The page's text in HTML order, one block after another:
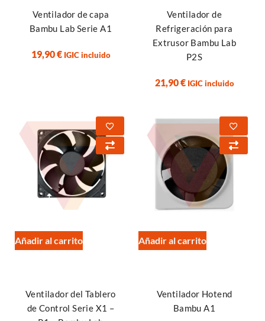
Ventilador de capa
Bambu Lab Serie A1
19,90€ IGIC incluido
Ventilador de
Refrigeración para
Extrusor Bambu Lab
P2S
21,90€ IGIC incluido
Añadir al carrito
Ventilador del Tablero
de Control Serie X1 –
Añadir al carrito
Ventilador Hotend
Bambu A1